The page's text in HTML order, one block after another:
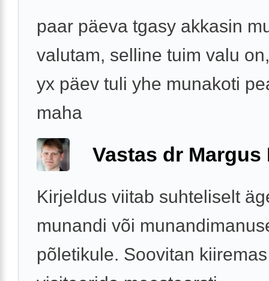
paar päeva tgasy akkasin
valutam, selline tuim valu
yx päev tuli yhe munakoti
maha
Vastas dr Margus
Kirjeldus viitab suhteliselt
munandi või
põletikule. Soovitan